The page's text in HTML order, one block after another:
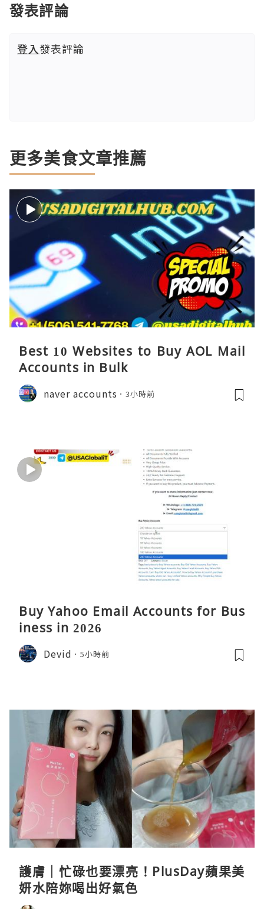
發表評論
登入發表評論
更多美食文章推薦
Best 10 Websites to Buy AOL Mail
Accounts in Bulk
naver accounts 3小時前
Buy Yahoo Email Accounts for Bus
iness in 2026
Devid 5小時前
護膚｜忙碌也要漂亮！PlusDay蘋果美
妍水陪妳喝出好氣色